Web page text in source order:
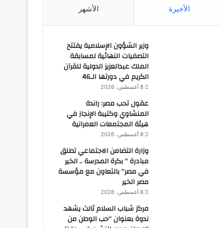
الأخيرة الأشهر
وزير الشؤون الإسلامية يفتتح
التصفيات النهائية لمسابقة
الملك عبدالعزيز الدولية للقرآن
الكريم في دورتها الـ46
8 أغسطس، 2026
عقول تحب مصر: راندة
المنشاوي وكتيبة الإنجاز في
هيئة المجتمعات العمرانية
8 أغسطس، 2026
وزارة التضامن الاجتماعي تطلق
مبادرة ” بكرة المدرسة .. الخير
في مصر” بالتعاون مع مؤسسة
مصر الخير
8 أغسطس، 2026
مركز شباب السلام ثالث يشهد
ندوة بعنوان “حب الوطن من